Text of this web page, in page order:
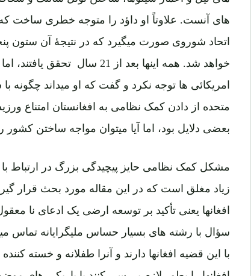
های آنست. علاوتاً او داؤد را متوجه خطری ساخت که
اتحاد شوروی صورت میگیرد که در نتیجۀ آن ستون
خواهد شد. همه اینها بعد از 21
امریکائی ها توجه نکرد و گفت که او میداند چگونه
متحده از دادن کمک نظامی به افغانستان امتناع
بعضی دلایل بود، اما آیا میتوان مواجه ساختن
مشکل کمک نظامی حایز پیچیدگی بزرگ در ارتباط
زیاد مغلق است که در این مقاله مورد بحث قرار
افغانها یعنی تأکید بر توسعه ارضی یک ادعای نا
سؤال با رشته های بسیار حساس ملیگرایانه تماس
با این قضیه افغانها دارند و آنرا طفلانه و خسته
افغانها را بطور لازم بررسی کنند یا باریکی های